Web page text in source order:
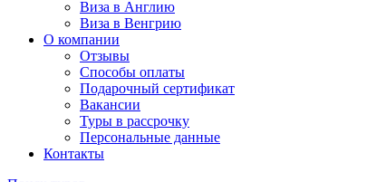
Виза в Англию
Виза в Венгрию
О компании
Отзывы
Способы оплаты
Подарочный сертификат
Вакансии
Туры в рассрочку
Персональные данные
Контакты